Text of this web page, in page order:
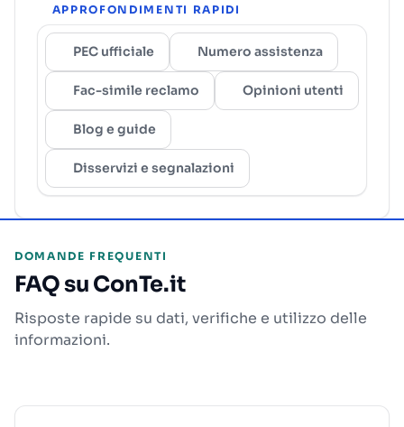
APPROFONDIMENTI RAPIDI
PEC ufficiale Numero assistenza
Fac-simile reclamo Opinioni utenti
Blog e guide
Disservizi e segnalazioni
DOMANDE FREQUENTI
FAQ su ConTe.it
Risposte rapide su dati, verifiche e utilizzo delle
informazioni.